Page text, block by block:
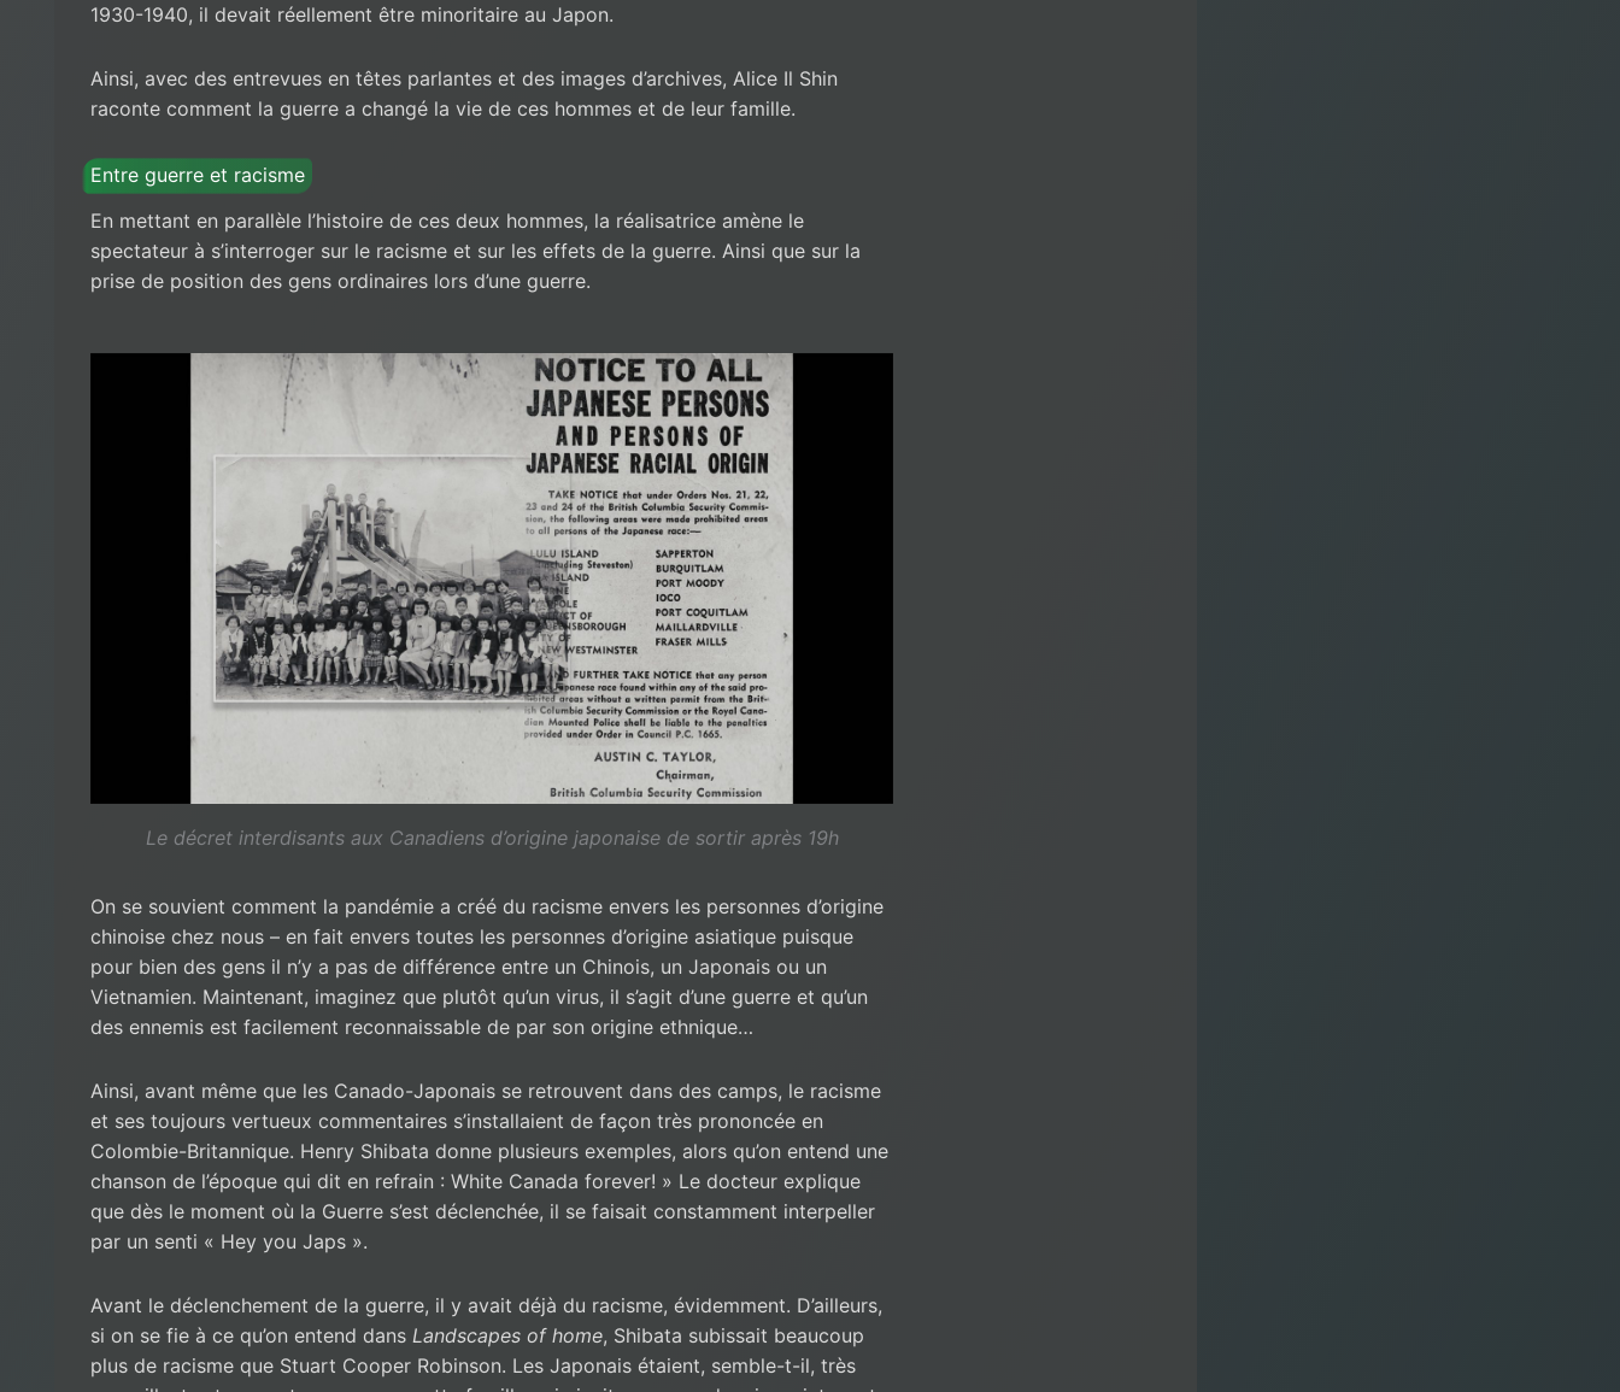
1930-1940, il devait réellement être minoritaire au Japon.
Ainsi, avec des entrevues en têtes parlantes et des images d’archives, Alice Il Shin
raconte comment la guerre a changé la vie de ces hommes et de leur famille.
Entre guerre et racisme
En mettant en parallèle l’histoire de ces deux hommes, la réalisatrice amène le
spectateur à s’interroger sur le racisme et sur les effets de la guerre. Ainsi que sur la
prise de position des gens ordinaires lors d’une guerre.
Le décret interdisants aux Canadiens d’origine japonaise de sortir après 19h
On se souvient comment la pandémie a créé du racisme envers les personnes d’origine
chinoise chez nous – en fait envers toutes les personnes d’origine asiatique puisque
pour bien des gens il n’y a pas de différence entre un Chinois, un Japonais ou un
Vietnamien. Maintenant, imaginez que plutôt qu’un virus, il s’agit d’une guerre et qu’un
des ennemis est facilement reconnaissable de par son origine ethnique…
Ainsi, avant même que les Canado-Japonais se retrouvent dans des camps, le racisme
et ses toujours vertueux commentaires s’installaient de façon très prononcée en
Colombie-Britannique. Henry Shibata donne plusieurs exemples, alors qu’on entend une
chanson de l’époque qui dit en refrain : White Canada forever! » Le docteur explique
que dès le moment où la Guerre s’est déclenchée, il se faisait constamment interpeller
par un senti « Hey you Japs ».
Avant le déclenchement de la guerre, il y avait déjà du racisme, évidemment. D’ailleurs,
si on se fie à ce qu’on entend dans Landscapes of home, Shibata subissait beaucoup
plus de racisme que Stuart Cooper Robinson. Les Japonais étaient, semble-t-il, très